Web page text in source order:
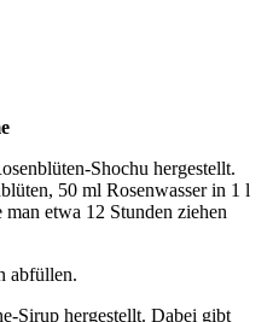
Shochu hergestellt.
50 ml Rosenwasser in 1 l
etwa 12 Stunden ziehen
abfüllen.
Sirup hergestellt. Dabei gibt